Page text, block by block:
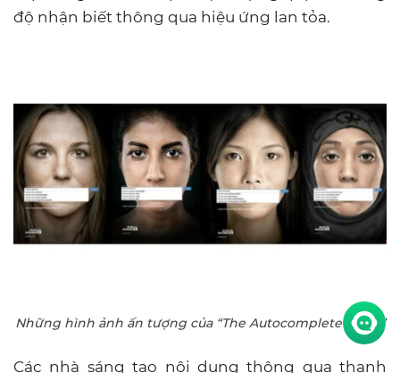
độ nhận biết thông qua hiệu ứng lan tỏa.
Những hình ảnh ấn tượng của “The Autocomplete Truth”
Các nhà sáng tạo nội dung thông qua thanh